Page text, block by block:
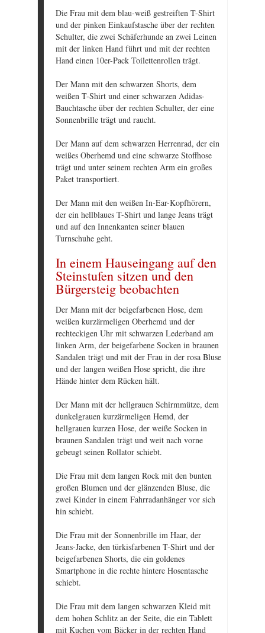
Die Frau mit dem blau-weiß gestreiften T-Shirt
und der pinken Einkaufstasche über der rechten
Schulter, die zwei Schäferhunde an zwei Leinen
mit der linken Hand führt und mit der rechten
Hand einen 10er-Pack Toilettenrollen trägt.
Der Mann mit den schwarzen Shorts, dem
weißen T-Shirt und einer schwarzen Adidas-
Bauchtasche über der rechten Schulter, der eine
Sonnenbrille trägt und raucht.
Der Mann auf dem schwarzen Herrenrad, der ein
weißes Oberhemd und eine schwarze Stoffhose
trägt und unter seinem rechten Arm ein großes
Paket transportiert.
Der Mann mit den weißen In-Ear-Kopfhörern,
der ein hellblaues T-Shirt und lange Jeans trägt
und auf den Innenkanten seiner blauen
Turnschuhe geht.
In einem Hauseingang auf den
Steinstufen sitzen und den
Bürgersteig beobachten
Der Mann mit der beigefarbenen Hose, dem
weißen kurzärmeligen Oberhemd und der
rechteckigen Uhr mit schwarzen Lederband am
linken Arm, der beigefarbene Socken in braunen
Sandalen trägt und mit der Frau in der rosa Bluse
und der langen weißen Hose spricht, die ihre
Hände hinter dem Rücken hält.
Der Mann mit der hellgrauen Schirmmütze, dem
dunkelgrauen kurzärmeligen Hemd, der
hellgrauen kurzen Hose, der weiße Socken in
braunen Sandalen trägt und weit nach vorne
gebeugt seinen Rollator schiebt.
Die Frau mit dem langen Rock mit den bunten
großen Blumen und der glänzenden Bluse, die
zwei Kinder in einem Fahrradanhänger vor sich
hin schiebt.
Die Frau mit der Sonnenbrille im Haar, der
Jeans-Jacke, den türkisfarbenen T-Shirt und der
beigefarbenen Shorts, die ein goldenes
Smartphone in die rechte hintere Hosentasche
schiebt.
Die Frau mit dem langen schwarzen Kleid mit
dem hohen Schlitz an der Seite, die ein Tablett
mit Kuchen vom Bäcker in der rechten Hand